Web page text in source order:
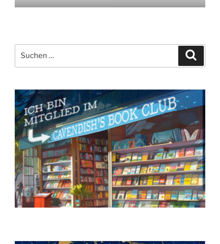
nach: